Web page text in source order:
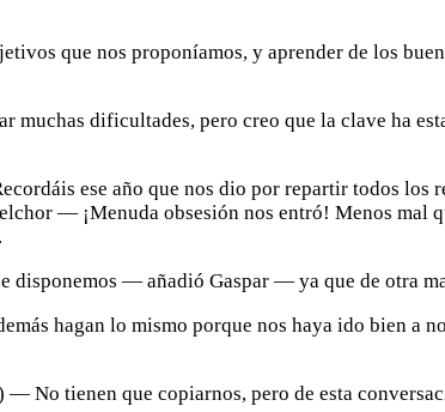
que nos proponíamos, y aprender de los
dificultades, pero creo que la clave ha
ese año que nos dio por repartir todos los
— ¡Menuda obsesión nos entró! Menos mal
— añadió Gaspar — ya que de otra
hagan lo mismo porque nos haya ido bien a
No tienen que copiarnos, pero de esta